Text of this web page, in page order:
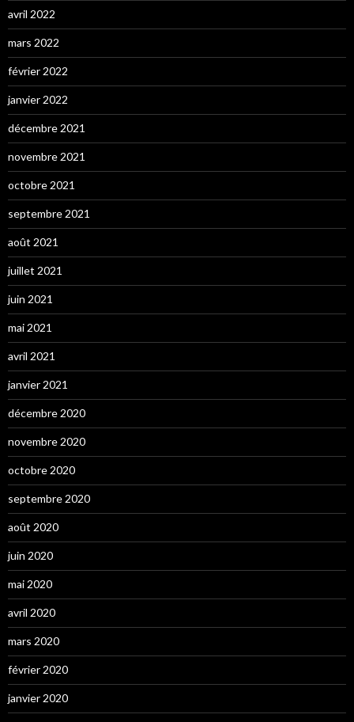
avril 2022
mars 2022
février 2022
janvier 2022
décembre 2021
novembre 2021
octobre 2021
septembre 2021
août 2021
juillet 2021
juin 2021
mai 2021
avril 2021
janvier 2021
décembre 2020
novembre 2020
octobre 2020
septembre 2020
août 2020
juin 2020
mai 2020
avril 2020
mars 2020
février 2020
janvier 2020